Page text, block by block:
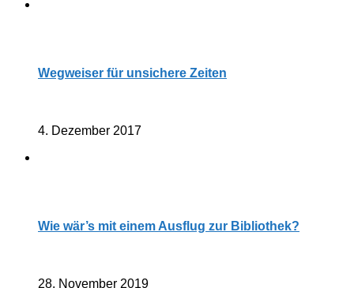
Wegweiser für unsichere Zeiten
4. Dezember 2017
Wie wär’s mit einem Ausflug zur Bibliothek?
28. November 2019